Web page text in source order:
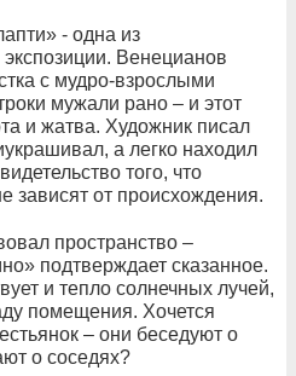
- одна из
Венецианов
с мудро-взрослыми
мужали рано – и этот
и жатва. Художник писал
а легко находил
того, что
зависят от происхождения.
пространство –
подтверждает сказанное.
и тепло солнечных лучей,
помещения. Хочется
– они беседуют о
о соседях?